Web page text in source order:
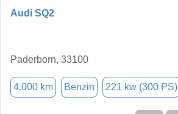
Audi SQ2
Paderborn, 33100
4.000 km Benzin 221 kw (300 PS)